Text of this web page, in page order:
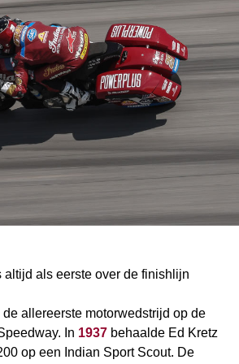
altijd als eerste over de finishlijn
allereerste motorwedstrijd op de
In 1937 behaalde Ed Kretz
op een Indian Sport Scout. De